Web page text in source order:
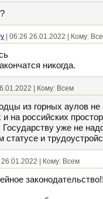
| 06:26 26.01.2022 | Кому:
никогда.
| Кому: Всем
из горных аулов не
на российских
уже не
статусе и
26.01.2022 | Кому: Всем